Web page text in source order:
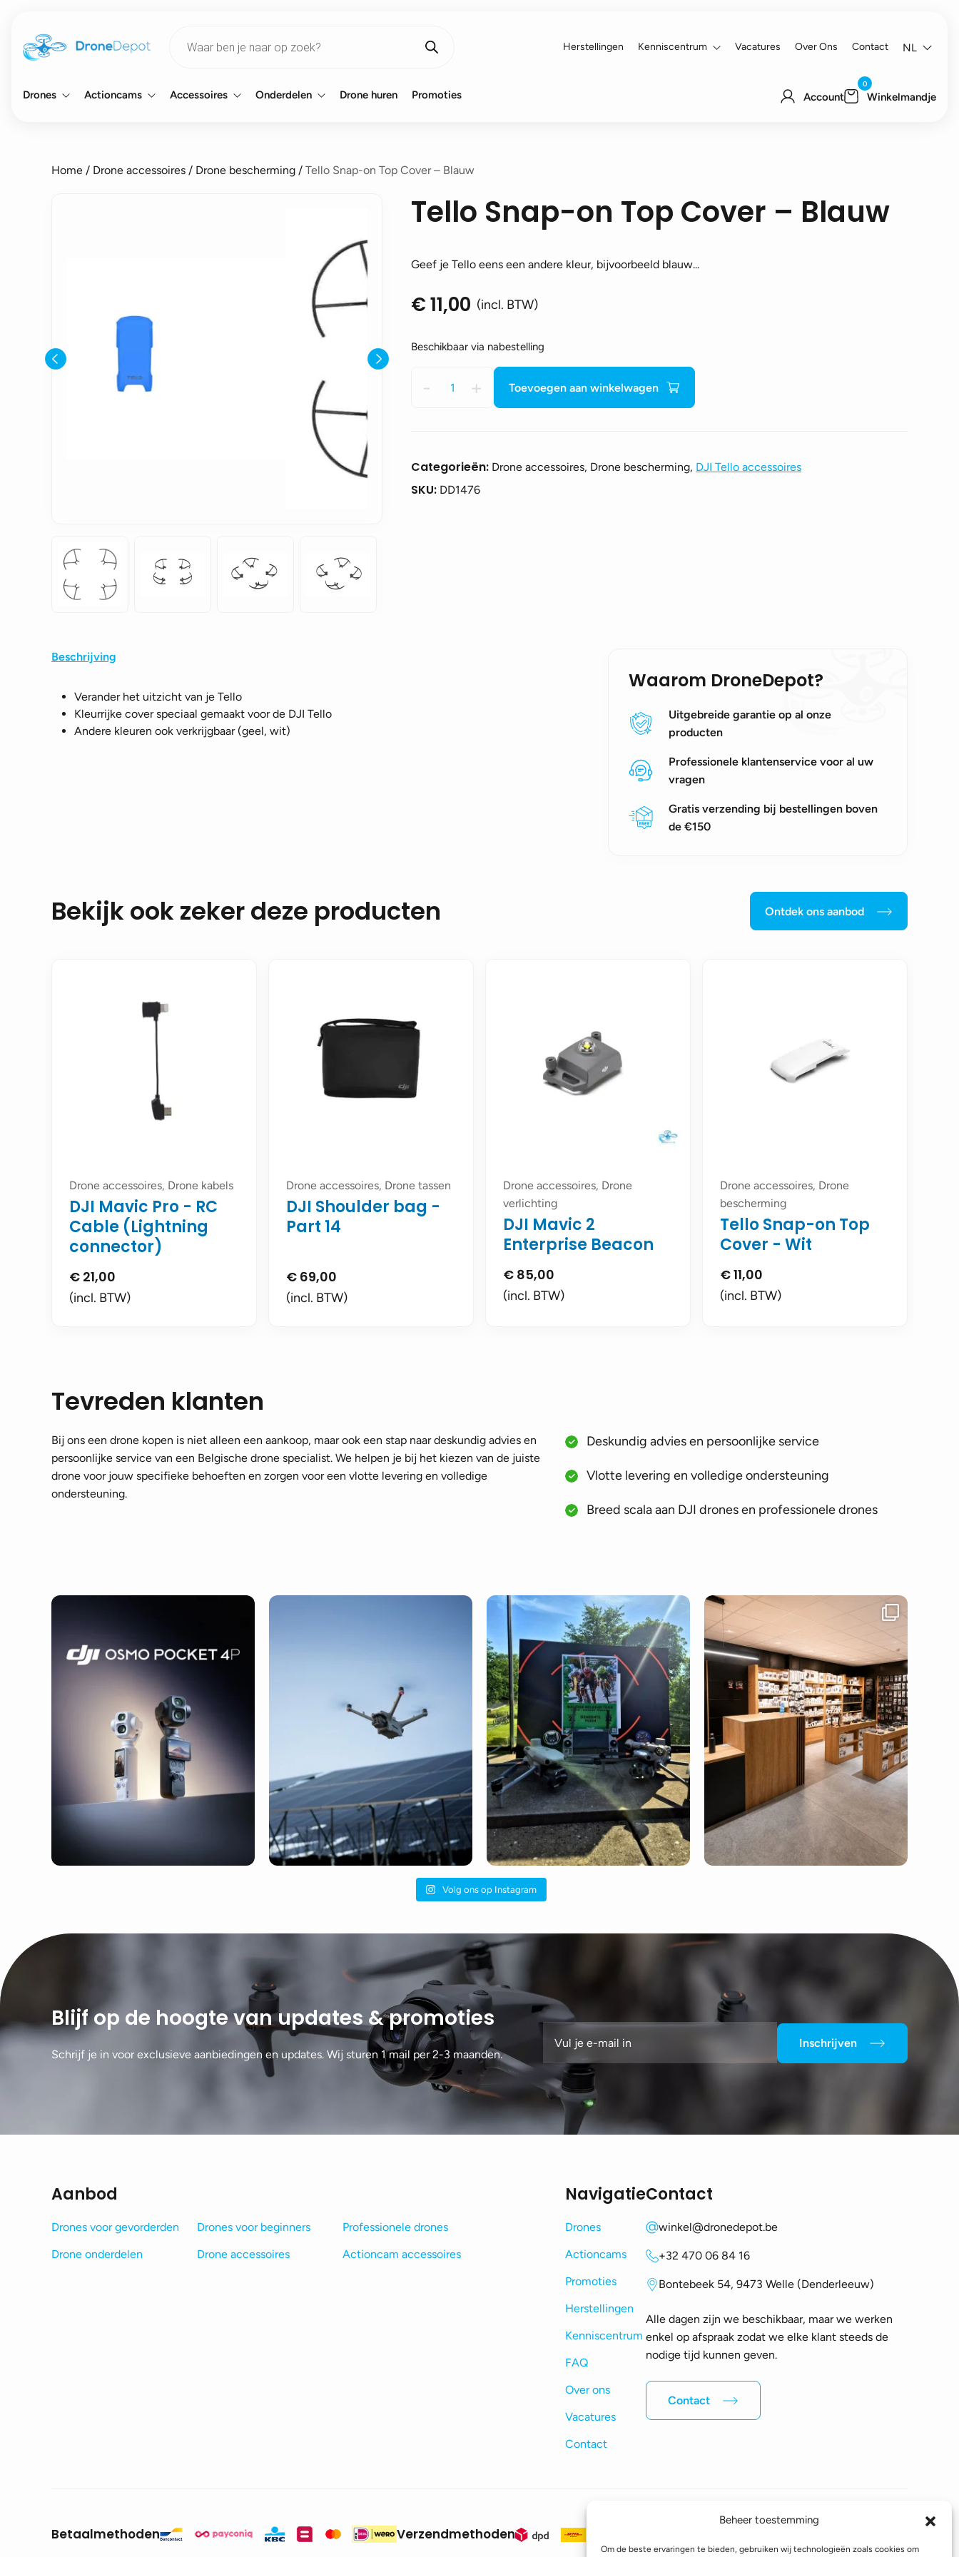
Beheer toestemming
Om de beste ervaringen te bieden, gebruiken wij technologieën zoals cookies om
search
Herstellingen Kenniscentrum Vacatures Over Ons Contact NL
Drones Actioncams Accessoires Onderdelen Drone huren Promoties Account
0
Winkelmandje
Home / Drone accessoires / Drone bescherming / Tello Snap-on Top Cover – Blauw
Tello Snap-on Top Cover – Blauw
Geef je Tello eens een andere kleur, bijvoorbeeld blauw...
€11,00 (incl. BTW)
Beschikbaar via nabestelling
-
Snap-
-
Blauw
aantal
+ Toevoegen aan winkelwagen
Categorieën: Drone accessoires, Drone bescherming, DJI Tello accessoires
SKU: DD1476
Beschrijving
Verander het uitzicht van je Tello
Kleurrijke cover speciaal gemaakt voor de DJI Tello
Andere kleuren ook verkrijgbaar (geel, wit)
Waarom DroneDepot?
Uitgebreide garantie op al onze
producten
Professionele klantenservice voor al uw
vragen
Gratis verzending bij bestellingen boven
de €150
Bekijk ook zeker deze producten Ontdek ons aanbod
Drone accessoires, Drone kabels
DJI Mavic Pro - RC
Cable (Lightning
connector)
€ 21,00
(incl. BTW)
Drone accessoires, Drone tassen
DJI Shoulder bag -
Part 14
€ 69,00
(incl. BTW)
Drone accessoires, Drone
verlichting
DJI Mavic 2
Enterprise Beacon
€ 85,00
(incl. BTW)
Drone accessoires, Drone
bescherming
Tello Snap-on Top
Cover - Wit
€11,00
(incl. BTW)
Tevreden klanten
Bij ons een drone kopen is niet alleen een aankoop, maar ook een stap naar deskundig advies en
persoonlijke service van een Belgische drone specialist. We helpen je bij het kiezen van de juiste
drone voor jouw specifieke behoeften en zorgen voor een vlotte levering en volledige
ondersteuning.
Deskundig advies en persoonlijke service
Vlotte levering en volledige ondersteuning
Breed scala aan DJI drones en professionele drones
Volg ons op Instagram
Blijf op de hoogte van updates & promoties
Schrijf je in voor exclusieve aanbiedingen en updates. Wij sturen 1 mail per 2-3 maanden.
Inschrijven
Aanbod
Drones voor gevorderden Drones voor beginners
Professionele drones
Drone onderdelen
Drone accessoires Actioncam accessoires
Navigatie
Drones
Actioncams
Promoties
Herstellingen
Kenniscentrum
FAQ
Over ons
Vacatures
Contact
Contact
winkel@dronedepot.be
+32 470 06 84 16
Bontebeek 54, 9473 Welle (Denderleeuw)
Alle dagen zijn we beschikbaar, maar we werken
enkel op afspraak zodat we elke klant steeds de
nodige tijd kunnen geven.
Contact
Betaalmethoden Verzendmethoden